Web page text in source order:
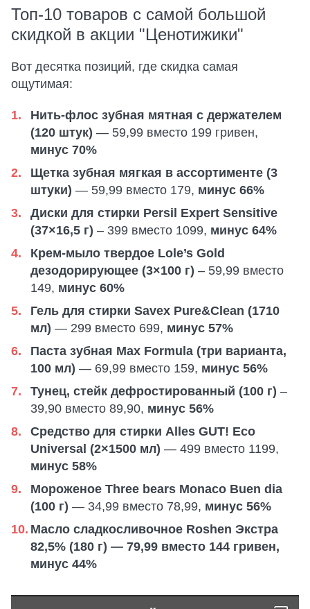
Топ-10 товаров с самой большой
скидкой в акции "Ценотижики"
Вот десятка позиций, где скидка самая
ощутимая:
Нить-флос зубная мятная с держателем
(120 штук) — 59,99 вместо 199 гривен,
минус 70%
Щетка зубная мягкая в ассортименте (3
штуки) — 59,99 вместо 179, минус 66%
Диски для стирки Persil Expert Sensitive
(37×16,5 г) – 399 вместо 1099, минус 64%
Крем-мыло твердое Lole’s Gold
дезодорирующее (3×100 г) – 59,99 вместо
149, минус 60%
Гель для стирки Savex Pure&Clean (1710
мл) — 299 вместо 699, минус 57%
Паста зубная Max Formula (три варианта,
100 мл) — 69,99 вместо 159, минус 56%
Тунец, стейк дефростированный (100 г) –
39,90 вместо 89,90, минус 56%
Средство для стирки Alles GUT! Eco
Universal (2×1500 мл) — 499 вместо 1199,
минус 58%
Мороженое Three bears Monaco Buen dia
(100 г) — 34,99 вместо 78,99, минус 56%
Масло сладкосливочное Roshen Экстра
82,5% (180 г) — 79,99 вместо 144 гривен,
минус 44%